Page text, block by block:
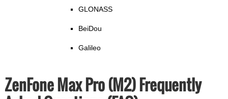
GLONASS
BeiDou
Galileo
ZenFone Max Pro (M2) Frequently